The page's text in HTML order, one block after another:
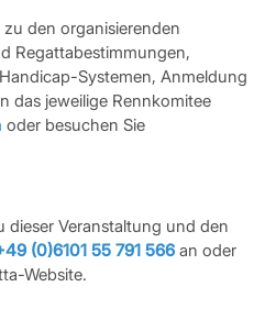
den organisierenden
Regattabestimmungen,
Systemen, Anmeldung
das jeweilige Rennkomitee
oder besuchen Sie
dieser Veranstaltung und den
(0)6101 55 791 566an oder
Website.